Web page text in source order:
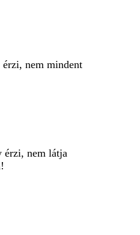
nem mindent
érzi, nem látja